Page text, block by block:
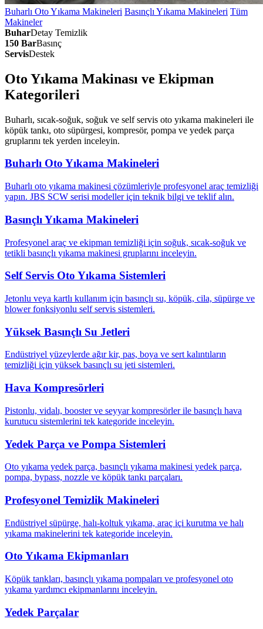
Buharlı Oto Yıkama Makineleri Basınçlı Yıkama Makineleri Tüm
Makineler
BuharDetay Temizlik
150 BarBasınç
ServisDestek
Oto Yıkama Makinası ve Ekipman
Kategorileri
Buharlı, sıcak-soğuk, soğuk ve self servis oto yıkama makineleri ile
köpük tankı, oto süpürgesi, kompresör, pompa ve yedek parça
gruplarını tek yerden inceleyin.
Buharlı Oto Yıkama Makineleri
Buharlı oto yıkama makinesi çözümleriyle profesyonel araç temizliği
yapın. JBS SCW serisi modeller için teknik bilgi ve teklif alın.
Basınçlı Yıkama Makineleri
Profesyonel araç ve ekipman temizliği için soğuk, sıcak-soğuk ve
tetikli basınçlı yıkama makinesi gruplarını inceleyin.
Self Servis Oto Yıkama Sistemleri
Jetonlu veya kartlı kullanım için basınçlı su, köpük, cila, süpürge ve
blower fonksiyonlu self servis sistemleri.
Yüksek Basınçlı Su Jetleri
Endüstriyel yüzeylerde ağır kir, pas, boya ve sert kalıntıların
temizliği için yüksek basınçlı su jeti sistemleri.
Hava Kompresörleri
Pistonlu, vidalı, booster ve seyyar kompresörler ile basınçlı hava
kurutucu sistemlerini tek kategoride inceleyin.
Yedek Parça ve Pompa Sistemleri
Oto yıkama yedek parça, basınçlı yıkama makinesi yedek parça,
pompa, bypass, nozzle ve köpük tankı parçaları.
Profesyonel Temizlik Makineleri
Endüstriyel süpürge, halı-koltuk yıkama, araç içi kurutma ve halı
yıkama makinelerini tek kategoride inceleyin.
Oto Yıkama Ekipmanları
Köpük tankları, basınçlı yıkama pompaları ve profesyonel oto
yıkama yardımcı ekipmanlarını inceleyin.
Yedek Parçalar